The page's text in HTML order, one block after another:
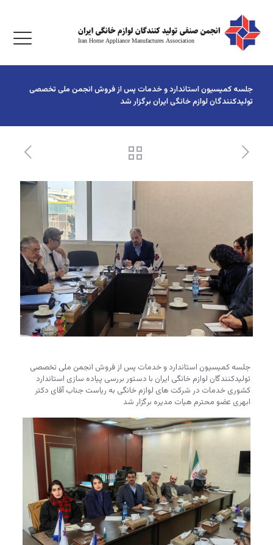
جلسه کمیسیون استاندارد و خدمات پس از فروش انجمن ملی تخصصی
تولیدکنندگان لوازم خانگی ایران برگزار شد
جلسه کمیسیون استاندارد و خدمات پس از فروش انجمن ملی تخصصی
تولیدکنندگان لوازم خانگی ایران با دستور بررسی پیاده سازی استاندارد
کشوری خدمات در شرکت های لوازم خانگی به ریاست جناب آقای دکتر
ابهری عضو محترم هیات مدیره برگزار شد